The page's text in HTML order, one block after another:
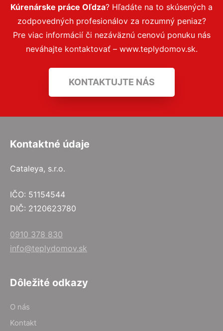
Kúrenárske práce Oľdza? Hľadáte na to skúsených a
zodpovedných profesionálov za rozumný peniaz?
Pre viac informácií či nezáväznú cenovú ponuku nás
neváhajte kontaktovať – www.teplydomov.sk.
KONTAKTUJTE NÁS
Kontaktné údaje
Cataleya, s.r.o.
IČO: 51154544
DIČ: 2120623780
0910 378 830
info@teplydomov.sk
Dôležité odkazy
O nás
Kontakt